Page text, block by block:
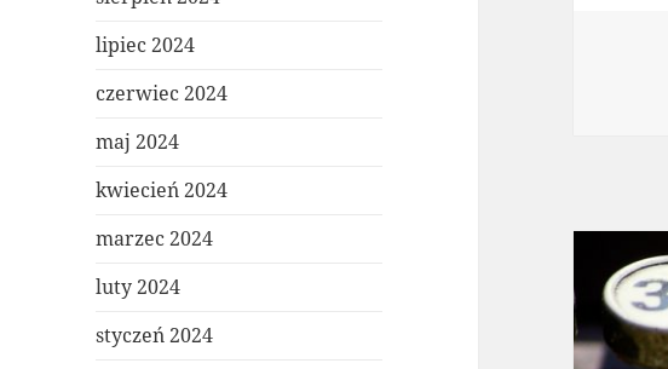
lipiec 2024
czerwiec 2024
maj 2024
kwiecień 2024
marzec 2024
luty 2024
styczeń 2024